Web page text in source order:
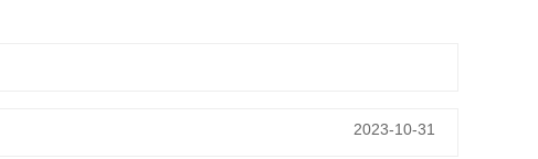
2023-10-31